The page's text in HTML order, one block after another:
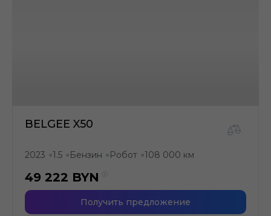
BELGEE X50
2023 ●1.5 ● Бензин ● Робот ●108 000 км
49 222 BYN
Получить предложение